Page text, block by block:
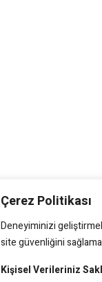
Çerez Politikası
Deneyiminizi
site güvenliğini
Kişisel Verileriniz